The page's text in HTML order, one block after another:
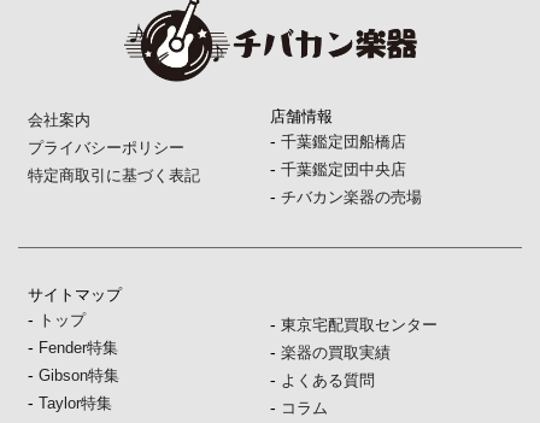
会社案内
プライバシーポリシー
特定商取引に基づく表記
店舗情報
- 千葉鑑定団船橋店
- 千葉鑑定団中央店
- チバカン楽器の売場
サイトマップ
- トップ
- Fender特集
-Gibson特集
-Taylor特集
- 東京宅配買取センター
- 楽器の買取実績
- よくある質問
- コラム